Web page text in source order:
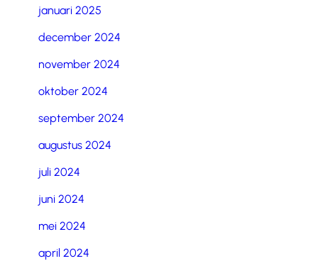
januari 2025
december 2024
november 2024
oktober 2024
september 2024
augustus 2024
juli 2024
juni 2024
mei 2024
april 2024